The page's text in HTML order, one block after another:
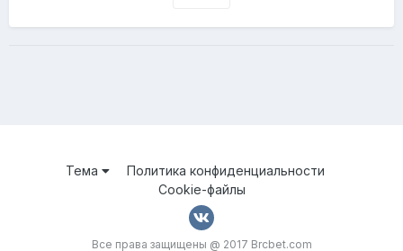
Тема
Политика конфиденциальности
Cookie-файлы
Все права защищены @ 2017 Brcbet.com